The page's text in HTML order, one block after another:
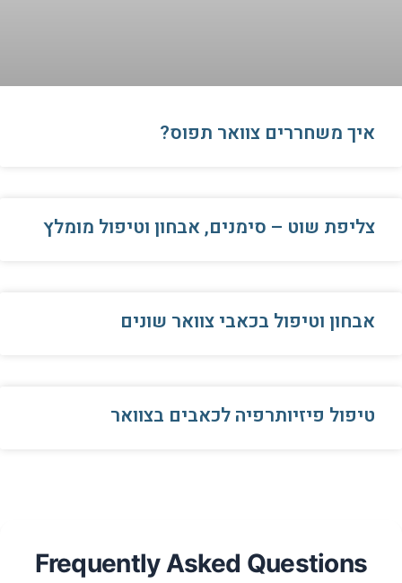
איך משחררים צוואר תפוס?
צליפת שוט – סימנים, אבחון וטיפול מומלץ
אבחון וטיפול בכאבי צוואר שונים
טיפול פיזיותרפיה לכאבים בצוואר
Frequently Asked Questions